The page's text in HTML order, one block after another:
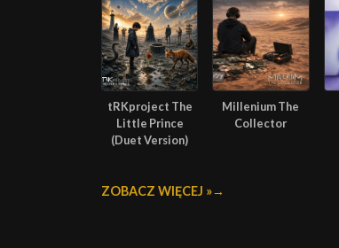
tRKproject The
Little Prince
(Duet Version)
Millenium The
Collector
ZOBACZ WIĘCEJ »